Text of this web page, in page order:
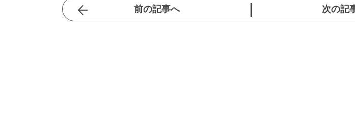
前の記事へ 次の記